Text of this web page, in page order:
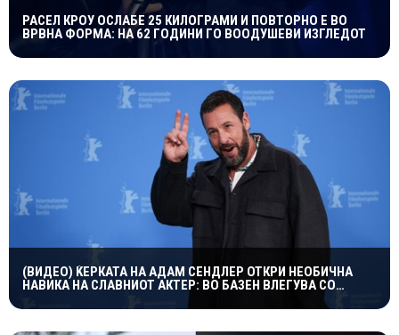
РАСЕЛ КРОУ ОСЛАБЕ 25 КИЛОГРАМИ И ПОВТОРНО Е ВО
ВРВНА ФОРМА: НА 62 ГОДИНИ ГО ВООДУШЕВИ ИЗГЛЕДОТ
(ВИДЕО) ЌЕРКАТА НА АДАМ СЕНДЛЕР ОТКРИ НЕОБИЧНА
НАВИКА НА СЛАВНИОТ АКТЕР: ВО БАЗЕН ВЛЕГУВА СО